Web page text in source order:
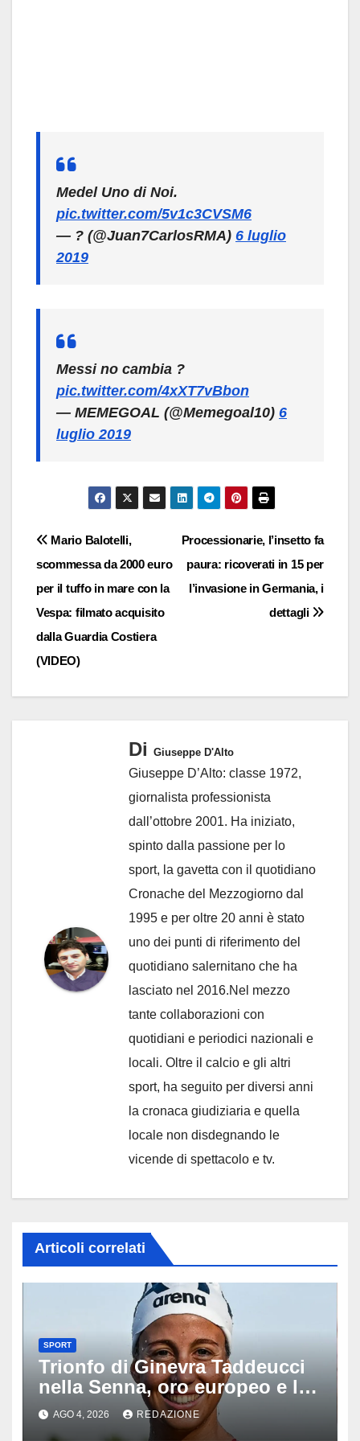
Medel Uno di Noi.
pic.twitter.com/5v1c3CVSM6
— ? (@Juan7CarlosRMA) 6 luglio
2019
Messi no cambia ?
pic.twitter.com/4xXT7vBbon
— MEMEGOAL (@Memegoal10) 6
luglio 2019
Navigazione
articoli
Processionarie, l’insetto fa
paura: ricoverati in 15 per
l’invasione in Germania, i
dettagli
Mario Balotelli,
scommessa da 2000 euro
per il tuffo in mare con la
Vespa: filmato acquisito
dalla Guardia Costiera
(VIDEO)
Di Giuseppe D'Alto
Giuseppe D’Alto: classe 1972,
giornalista professionista
dall’ottobre 2001. Ha iniziato,
spinto dalla passione per lo
sport, la gavetta con il quotidiano
Cronache del Mezzogiorno dal
1995 e per oltre 20 anni è stato
uno dei punti di riferimento del
quotidiano salernitano che ha
lasciato nel 2016.Nel mezzo
tante collaborazioni con
quotidiani e periodici nazionali e
locali. Oltre il calcio e gli altri
sport, ha seguito per diversi anni
la cronaca giudiziaria e quella
locale non disdegnando le
vicende di spettacolo e tv.
Articoli correlati
SPORT
Trionfo di Ginevra Taddeucci
nella Senna, oro europeo e la
stoccata sul fiume di Parigi:
‘Era bella zozza’
AGO 4, 2026 REDAZIONE